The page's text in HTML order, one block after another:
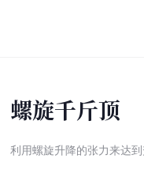
螺旋千斤顶
利用螺旋升降的张力来达